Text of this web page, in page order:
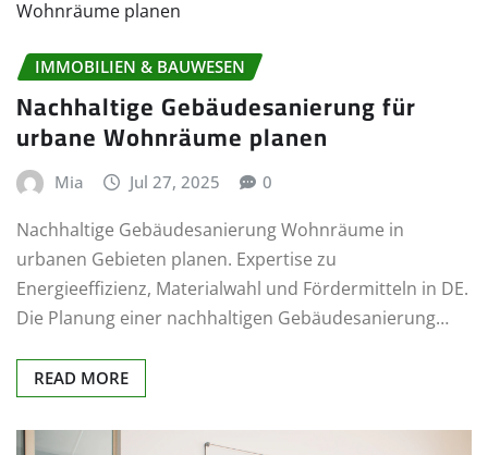
IMMOBILIEN & BAUWESEN
Nachhaltige Gebäudesanierung für
urbane Wohnräume planen
Mia Jul 27, 2025 0
Nachhaltige Gebäudesanierung Wohnräume in
urbanen Gebieten planen. Expertise zu
Energieeffizienz, Materialwahl und Fördermitteln in DE.
Die Planung einer nachhaltigen Gebäudesanierung…
READ MORE